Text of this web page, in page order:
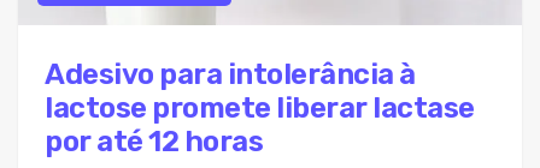
Adesivo para intolerância à
lactose promete liberar lactase
por até 12 horas